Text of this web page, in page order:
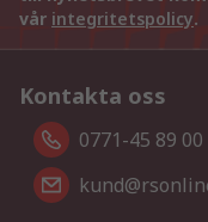
vår integritetspolicy.
Kontakta oss
0771-45 89 00